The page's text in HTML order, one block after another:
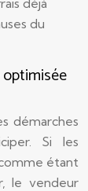
déjà
du
démarches
Si les
étant
le vendeur